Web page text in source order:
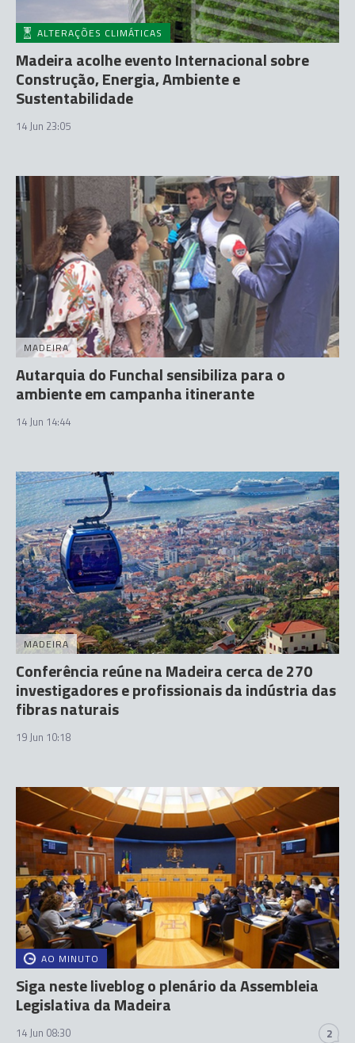
ALTERAÇÕES CLIMÁTICAS
Madeira acolhe evento Internacional sobre
Construção, Energia, Ambiente e
Sustentabilidade
14 Jun 23:05
MADEIRA
Autarquia do Funchal sensibiliza para o
ambiente em campanha itinerante
14 Jun 14:44
MADEIRA
Conferência reúne na Madeira cerca de 270
investigadores e profissionais da indústria das
fibras naturais
19 Jun 10:18
AO MINUTO
Siga neste liveblog o plenário da Assembleia
Legislativa da Madeira
14 Jun 08:30 2